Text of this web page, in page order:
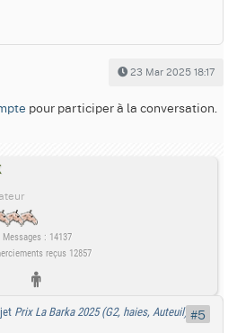
23 Mar 2025 18:17
pour participer à la conversation.
Messages : 14137
reçus 12857
Prix La Barka 2025 (G2, haies, Auteuil) :#5